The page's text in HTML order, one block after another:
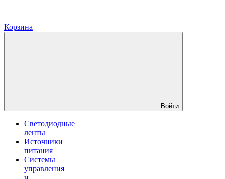
Корзина
Войти
Светодиодные
ленты
Источники
питания
Системы
управления